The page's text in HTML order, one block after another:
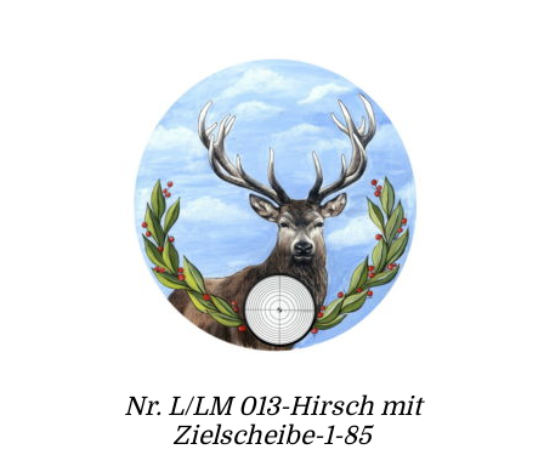
Nr. L/LM 013-Hirsch mit
Zielscheibe-1-85